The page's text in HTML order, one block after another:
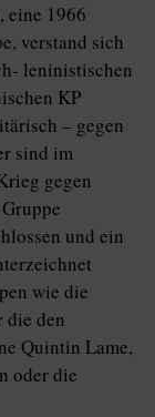
eine 1966
verstand sich
leninistischen
KP
– gegen
sind im
gegen
und ein
wie die
die den
Quintin Lame,
oder die